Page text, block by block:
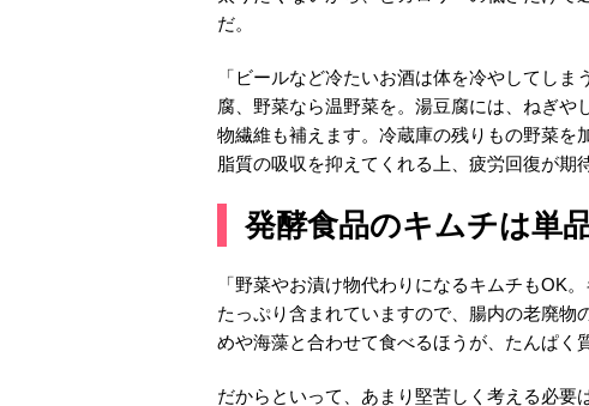
だ。
「ビールなど冷たいお酒は体を冷やしてし
腐、野菜なら温野菜を。湯豆腐には、ねぎや
物繊維も補えます。冷蔵庫の残りもの野菜
脂質の吸収を抑えてくれる上、疲労回復が期
発酵食品のキムチは単
「野菜やお漬け物代わりになるキムチもOK
たっぷり含まれていますので、腸内の老廃
めや海藻と合わせて食べるほうが、たんぱく
だからといって、あまり堅苦しく考える必要